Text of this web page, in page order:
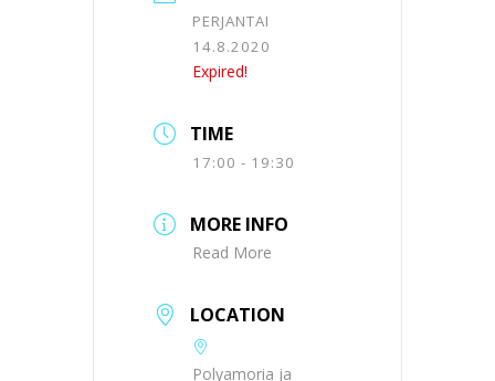
PERJANTAI
14.8.2020
Expired!
TIME
17:00 - 19:30
MORE INFO
Read More
LOCATION
Polyamoria ja